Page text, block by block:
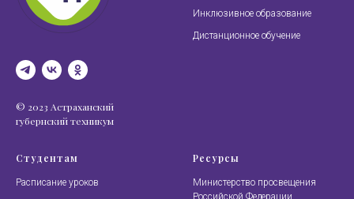
© 2023 Астраханский
губернский техникум
Инклюзивное образование
Дистанционное обучение
Студентам
Расписание уроков
Ресурсы
Министерство просвещения
Российской Федерации